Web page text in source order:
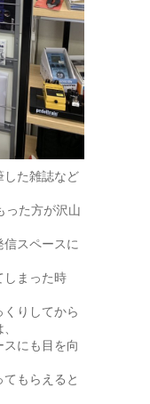
した雑誌など
った方が沢山
スペースに
しまった時
りしてから
にも目を向
もらえると